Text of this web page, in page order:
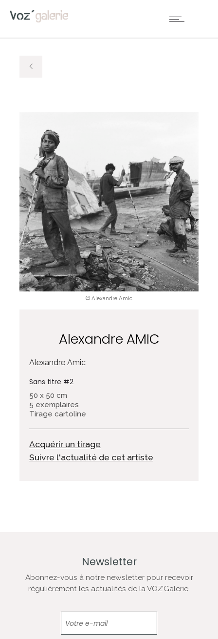
© Alexandre Amic
Alexandre AMIC
Alexandre Amic
Sans titre #2
50 x 50 cm
5 exemplaires
Tirage cartoline
Acquérir un tirage
Suivre l'actualité de cet artiste
Newsletter
Abonnez-vous à notre newsletter pour recevoir
régulièrement les actualités de la VOZ’Galerie.